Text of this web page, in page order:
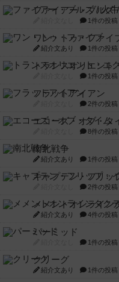
ファイアー・ブルズ
1件の投稿
ワン・トゥ・ファイ
紹介文あり 1件の投稿
トランスオリエント
1件の投稿
フラットアイアン
2件の投稿
エコーズ・オブ・タ
8件の投稿
南北戦争
紹介文あり 1件の投稿
キャプテン・フリッ
2件の投稿
メメントオンライン
紹介文あり 4件の投稿
パーミッド
1件の投稿
クリーグ
紹介文あり 1件の投稿